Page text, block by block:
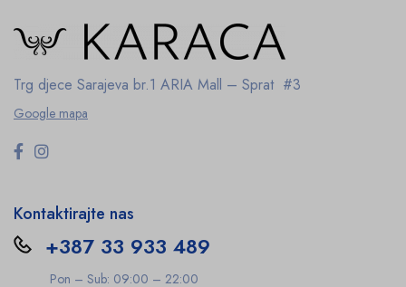
Trg djece Sarajeva br.1 ARIA Mall – Sprat #3
Google mapa
Kontaktirajte nas
+387 33 933 489
Pon – Sub: 09:00 – 22:00